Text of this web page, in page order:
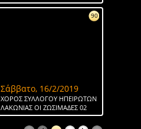
90
Σάββατο, 16/2/2019
ΧΟΡΟΣ ΣΥΛΛΟΓΟΥ ΗΠΕΙΡΩΤΩΝ
ΛΑΚΩΝΙΑΣ ΟΙ ΖΩΣΙΜΑΔΕΣ 02